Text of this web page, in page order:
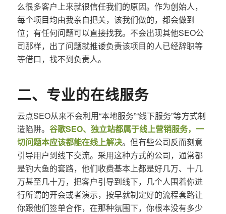
么很多客户上来就很信任我们的原因。作为创始人，
每个项目均由我亲自把关，该我们做的，都会做到
位；有任何问题可以直接找我。不会出现其他SEO公
司那样，出了问题就推诿负责该项目的人已经辞职等
等借口，找不到负责人。
二、专业的在线服务
云点SEO从来不会利用“本地服务”“线下服务”等方式制
造陷阱。 谷歌SEO、独立站都属于线上营销服务，一
切问题本应该都能在线上解决。但有些公司反而刻意
引导用户到线下交流。采用这种方式的公司，通常都
是钓大鱼的套路，他们收费基本上都是好几万、十几
万甚至几十万，把客户引导到线下，几个人围着你进
行所谓的开会或者演示，按早就制定好的流程套路让
你跟他们签单合作，在那种氛围下，你根本没有多少